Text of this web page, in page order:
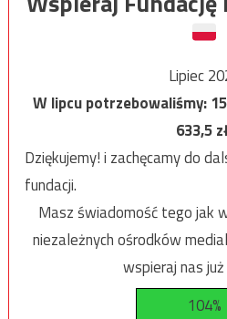
Lipiec
W lipcu potrzebowaliśmy:
633,5
Dziękujemy! i zachęcamy do
fundacji.
Masz świadomość tego jak
niezależnych ośrodków
wspieraj nas
104%